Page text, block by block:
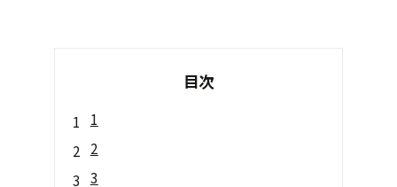
目次
1
2
3